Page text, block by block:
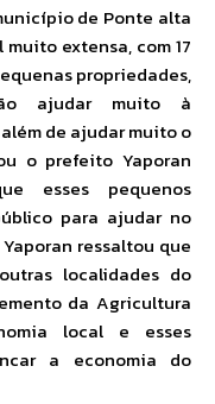
de Ponte alta
extensa, com 17
propriedades,
ajudar muito à
de ajudar muito o
o prefeito Yaporan
esses pequenos
para ajudar no
ressaltou que
localidades do
da Agricultura
local e esses
a economia do